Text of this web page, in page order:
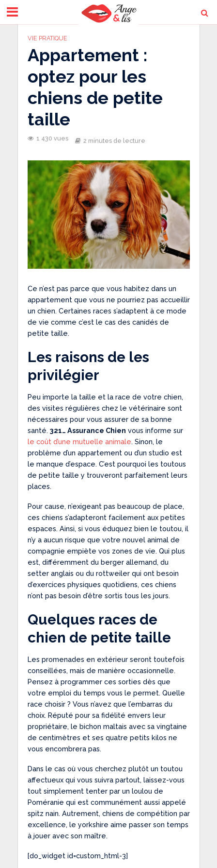
VIE PRATIQUE
Appartement :
optez pour les
chiens de petite
taille
1 430 vues 2 minutes de lecture
Ce n’est pas parce que vous habitez dans un
appartement que vous ne pourriez pas accueillir
un chien. Certaines races s’adaptent à ce mode
de vie comme c’est le cas des canidés de
petite taille.
Les raisons de les
privilégier
Peu importe la taille et la race de votre chien,
des visites régulières chez le vétérinaire sont
nécessaires pour vous assurer de sa bonne
santé. 321… Assurance Chien vous informe sur
le coût d’une mutuelle animale. Sinon, le
problème d’un appartement ou d’un studio est
le manque d’espace. C’est pourquoi les toutous
de petite taille y trouveront parfaitement leurs
places.
Pour cause, n’exigeant pas beaucoup de place,
ces chiens s’adapteront facilement aux petites
espaces. Ainsi, si vous éduquez bien le toutou, il
n’y a aucun risque que votre nouvel animal de
compagnie empiète vos zones de vie. Qui plus
est, différemment du berger allemand, du
setter anglais ou du rottweiler qui ont besoin
d’exercices physiques quotidiens, ces chiens
n’ont pas besoin d’être sortis tous les jours.
Quelques races de
chien de petite taille
Les promenades en extérieur seront toutefois
conseillées, mais de manière occasionnelle.
Pensez à programmer ces sorties dès que
votre emploi du temps vous le permet. Quelle
race choisir ? Vous n’avez que l’embarras du
choix. Réputé pour sa fidélité envers leur
propriétaire, le bichon maltais avec sa vingtaine
de centimètres et ses quatre petits kilos ne
vous encombrera pas.
Dans le cas où vous cherchez plutôt un toutou
affectueux qui vous suivra partout, laissez-vous
tout simplement tenter par un loulou de
Poméranie qui est communément aussi appelé
spitz nain. Autrement, chiens de compétition par
excellence, le yorkshire aime passer son temps
à jouer avec son maître.
[do_widget id=custom_html-3]